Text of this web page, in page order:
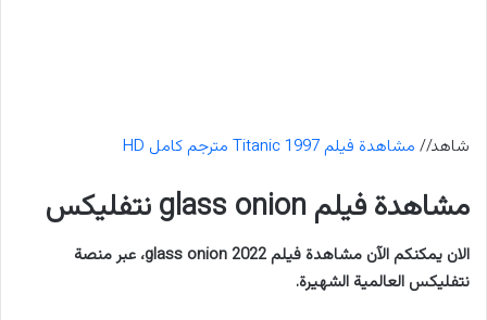
شاهد// مشاهدة فيلم Titanic 1997 مترجم كامل HD
مشاهدة فيلم glass onion نتفليكس
الان يمكنكم الآن مشاهدة فيلم glass onion 2022، عبر منصة
نتفليكس العالمية الشهيرة.